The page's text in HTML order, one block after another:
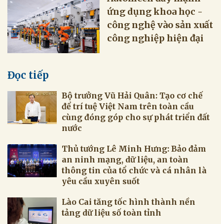
ứng dụng khoa học -
công nghệ vào sản xuất
công nghiệp hiện đại
Đọc tiếp
Bộ trưởng Vũ Hải Quân: Tạo cơ chế
để trí tuệ Việt Nam trên toàn cầu
cùng đóng góp cho sự phát triển đất
nước
Thủ tướng Lê Minh Hưng: Bảo đảm
an ninh mạng, dữ liệu, an toàn
thông tin của tổ chức và cá nhân là
yêu cầu xuyên suốt
Lào Cai tăng tốc hình thành nền
tảng dữ liệu số toàn tỉnh